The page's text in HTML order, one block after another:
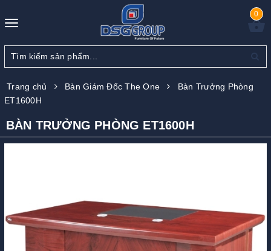
Toggle
0
Trang chủ Bàn Giám Đốc The One
Bàn Trưởng Phòng
ET1600H
BÀN TRƯỞNG PHÒNG ET1600H